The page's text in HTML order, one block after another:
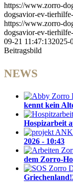
https://www.zorro-
dogsavior-ev-
https://www.zorro-
dogsavior-ev-
09-21 11:47:132025-
Beitragsbild
NEWS
kennt kein
Hospizarbeit
2026 - 10:43
dem Zorro-
Griechenland!